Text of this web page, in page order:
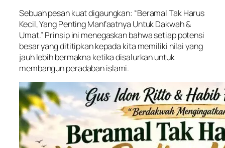
Sebuah pesan kuat digaungkan: “Beramal Tak Harus
Kecil, Yang Penting Manfaatnya Untuk Dakwah &
Umat.” Prinsip ini menegaskan bahwa setiap potensi
besar yang dititipkan kepada kita memiliki nilai yang
jauh lebih bermakna ketika disalurkan untuk
membangun peradaban islami.